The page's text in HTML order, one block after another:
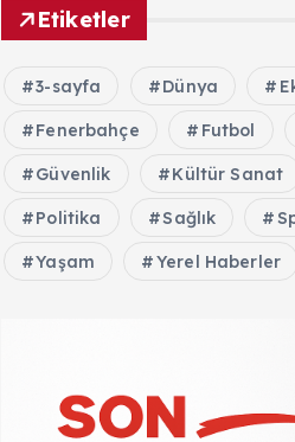
Etiketler
3-sayfa Dünya
Fenerbahçe Futbol
Güvenlik Kültür Sanat
Politika Sağlık
Yaşam Yerel Haberler